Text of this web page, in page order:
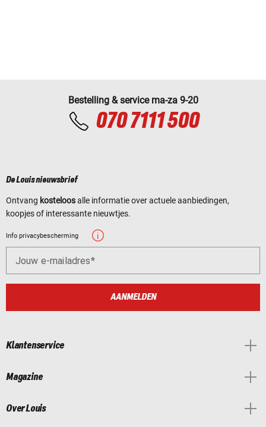
Bestelling & service ma-za 9-20
070 7111 500
De Louis nieuwsbrief
Ontvang kosteloosalle informatie over actuele aanbiedingen,
koopjes of interessante nieuwtjes.
Info privacybescherming
Jouw e-mailadres
AANMELDEN
Klantenservice
Magazine
Over Louis